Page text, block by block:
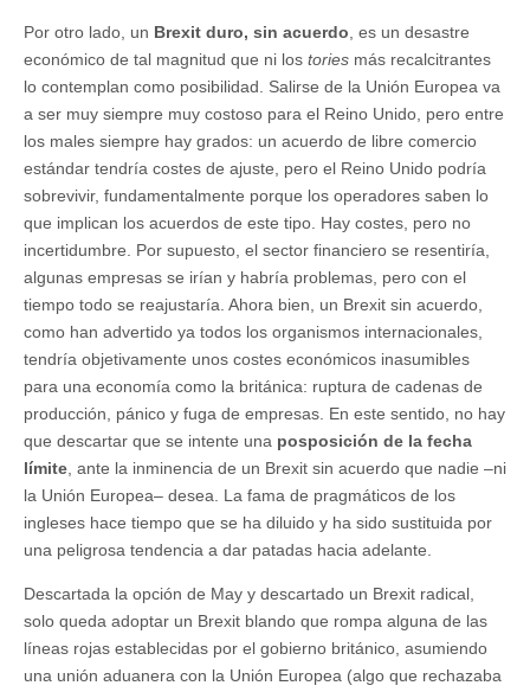
Por otro lado, un Brexit duro, sin acuerdo , es un desastre
económico de tal magnitud que ni los tories más recalcitrantes
lo contemplan como posibilidad. Salirse de la Unión Europea va
a ser muy siempre muy costoso para el Reino Unido, pero entre
los males siempre hay grados: un acuerdo de libre comercio
estándar tendría costes de ajuste, pero el Reino Unido podría
sobrevivir, fundamentalmente porque los operadores saben lo
que implican los acuerdos de este tipo. Hay costes, pero no
incertidumbre. Por supuesto, el sector financiero se resentiría,
algunas empresas se irían y habría problemas, pero con el
tiempo todo se reajustaría. Ahora bien, un Brexit sin acuerdo,
como han advertido ya todos los organismos internacionales,
tendría objetivamente unos costes económicos inasumibles
para una economía como la británica: ruptura de cadenas de
producción, pánico y fuga de empresas. En este sentido, no hay
que descartar que se intente una posposición de la fecha
límite , ante la inminencia de un Brexit sin acuerdo que nadie –ni
la Unión Europea– desea. La fama de pragmáticos de los
ingleses hace tiempo que se ha diluido y ha sido sustituida por
una peligrosa tendencia a dar patadas hacia adelante.
Descartada la opción de May y descartado un Brexit radical,
solo queda adoptar un Brexit blando que rompa alguna de las
líneas rojas establecidas por el gobierno británico, asumiendo
una unión aduanera con la Unión Europea (algo que rechazaba